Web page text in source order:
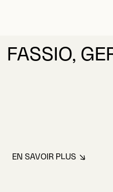
FASSIO,
EN SAVOIR PLUSÀ PROPOS DE